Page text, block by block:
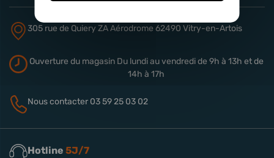
305 rue de Quiery ZA Aérodrome 62490 Vitry-en-Artois
Ouverture du magasinDu lundi au vendredi de 9h à 13h et de
14h à 17h
Nous contacter 03 59 25 03 02
Hotline 5J/7